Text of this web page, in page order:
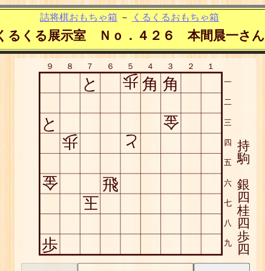
詰将棋おもちゃ箱 － くるくるおもちゃ箱
るくる展示室 Ｎｏ．４２６ 本間晨一さん
９
一
８
二
７
三
６
四
５
五
４
六
３
七
２
八
１
九
と 歩 角 角
と
金
歩
と
金
飛
玉
歩 四
歩
四
桂
四
銀
駒
持